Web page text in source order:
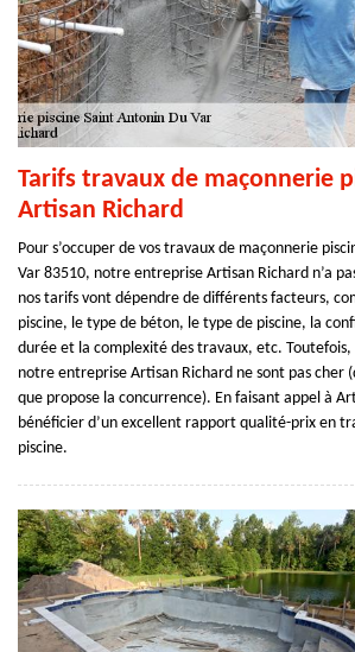
Tarifs travaux de maçonnerie
Artisan Richard
Pour s’occuper de vos travaux de maçonnerie
Var 83510, notre entreprise Artisan Richard n’a
nos tarifs vont dépendre de différents facteurs,
piscine, le type de béton, le type de piscine, la
durée et la complexité des travaux, etc. Toutefois,
notre entreprise Artisan Richard ne sont pas cher
que propose la concurrence). En faisant appel à
bénéficier d’un excellent rapport qualité-prix en
piscine.